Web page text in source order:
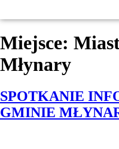
Miejsce:
Młynary
SPOTKANIE
GMINIE